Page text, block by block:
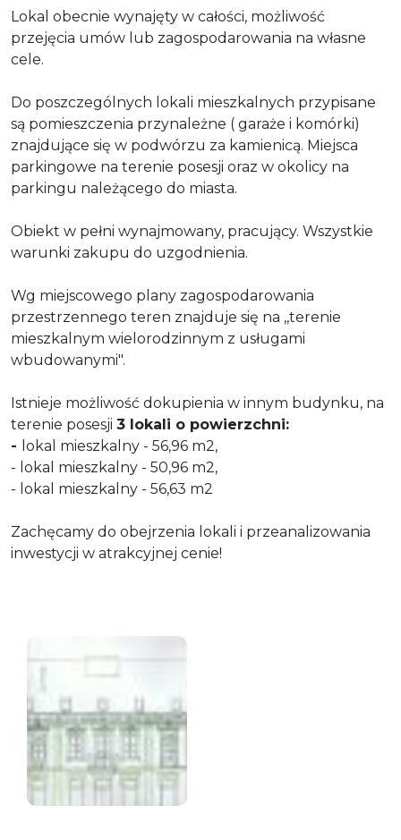
Lokal obecnie wynajęty w całości, możliwość
przejęcia umów lub zagospodarowania na własne
cele.
Do poszczególnych lokali mieszkalnych przypisane
są pomieszczenia przynależne ( garaże i komórki)
znajdujące się w podwórzu za kamienicą. Miejsca
parkingowe na terenie posesji oraz w okolicy na
parkingu należącego do miasta.
Obiekt w pełni wynajmowany, pracujący. Wszystkie
warunki zakupu do uzgodnienia.
Wg miejscowego plany zagospodarowania
przestrzennego teren znajduje się na ,,terenie
mieszkalnym wielorodzinnym z usługami
wbudowanymi".
Istnieje możliwość dokupienia w innym budynku, na
terenie posesji 3 lokali o powierzchni:
- lokal mieszkalny - 56,96 m2,
- lokal mieszkalny - 50,96 m2,
- lokal mieszkalny - 56,63 m2
Zachęcamy do obejrzenia lokali i przeanalizowania
inwestycji w atrakcyjnej cenie!